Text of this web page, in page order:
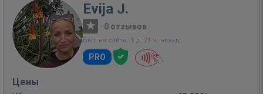
Evija J.
· 0 отзывов
Был на сайте: 1 д. 21 ч. назад
PRO
Цены